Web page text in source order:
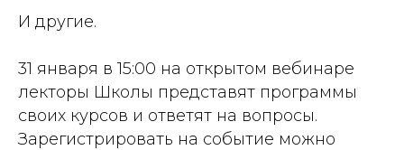
И другие.
31 января в 15:00 на открытом вебинаре
лекторы Школы представят программы
своих курсов и ответят на вопросы.
Зарегистрировать на событие можно